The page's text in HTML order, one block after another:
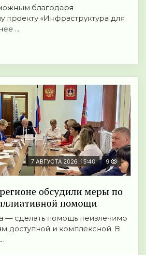
благодаря
проекту «Инфраструктура для
...
7 АВГУСТА 2026, 15:40 9
обсудили меры по
помощи
— сделать помощь неизлечимо
доступной и комплексной. В